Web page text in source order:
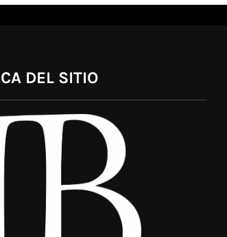
DEL SITIO